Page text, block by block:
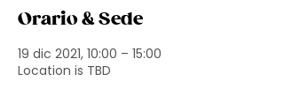
Orario & Sede
19 dic 2021, 10:00 – 15:00
Location is TBD